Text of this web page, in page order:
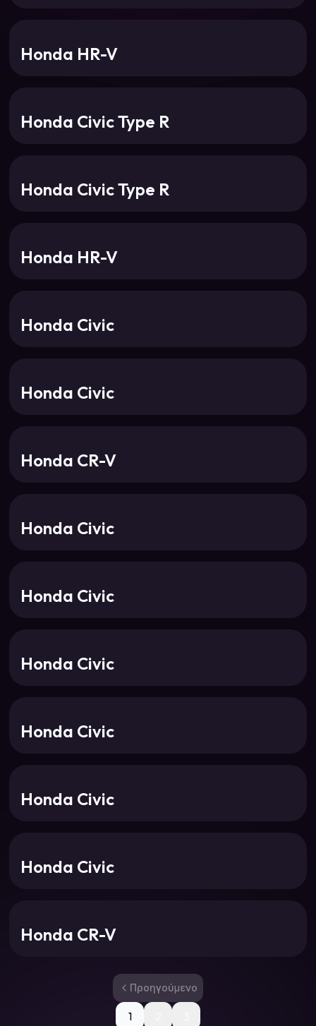
Honda HR-V
Honda Civic Type R
Honda Civic Type R
Honda HR-V
Honda Civic
Honda Civic
Honda CR-V
Honda Civic
Honda Civic
Honda Civic
Honda Civic
Honda Civic
Honda Civic
Honda CR-V
Προηγούμενο
1